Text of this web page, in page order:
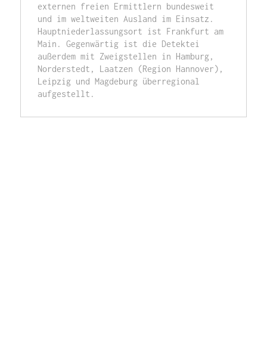
externen freien Ermittlern bundesweit
und im weltweiten Ausland im Einsatz.
Hauptniederlassungsort ist Frankfurt am
Main. Gegenwärtig ist die Detektei
außerdem mit Zweigstellen in Hamburg,
Norderstedt, Laatzen (Region Hannover),
Leipzig und Magdeburg überregional
aufgestellt.